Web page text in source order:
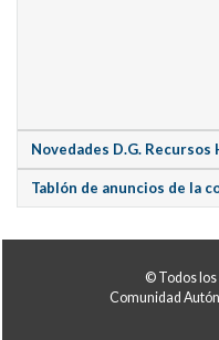
Novedades D.G. Recursos
Tablón de anuncios de la
© Todos
Comunidad